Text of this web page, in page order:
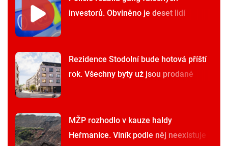
investorů. Obviněno je deset lidí
Rezidence Stodolní bude hotová příští
rok. Všechny byty už jsou prodané
MŽP rozhodlo v kauze haldy
Heřmanice. Viník podle něj neexistuje